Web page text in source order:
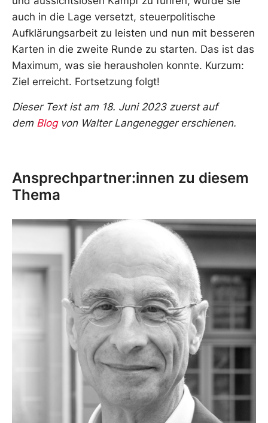
auch in die Lage versetzt, steuerpolitische
Aufklärungsarbeit zu leisten und nun mit besseren
Karten in die zweite Runde zu starten. Das ist das
Maximum, was sie herausholen konnte. Kurzum:
Ziel erreicht. Fortsetzung folgt!
Dieser Text ist am 18. Juni 2023 zuerst auf
dem Blogvon Walter Langenegger erschienen.
Ansprechpartner:innen zu diesem
Thema